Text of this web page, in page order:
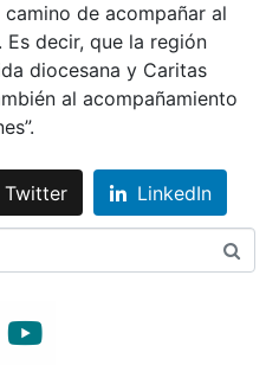
de acompañar al
Es decir, que la región
diocesana y Caritas
al acompañamiento
Twitter LinkedIn